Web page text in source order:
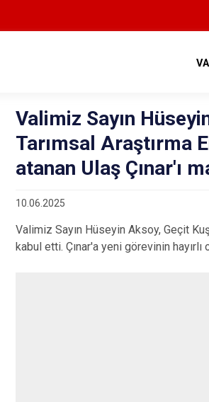
Valimiz Sayın
Tarımsal Araştırma
atanan Ulaş Çınar'ı
10.06.2025
Valimiz Sayın Hüseyin Aksoy, Geçit
kabul etti. Çınar'a yeni görevinin